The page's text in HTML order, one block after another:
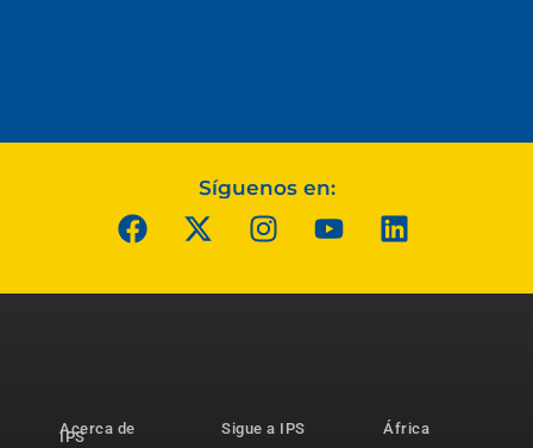
Síguenos en:
Acerca de
IPS
Sigue a IPS
África